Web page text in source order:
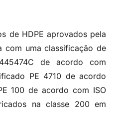
de HDPE aprovados pela
com uma classificação de
de acordo com
PE 4710 de acordo
100 de acordo com ISO
na classe 200 em